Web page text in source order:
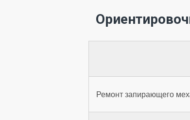
Ремонт запирающего